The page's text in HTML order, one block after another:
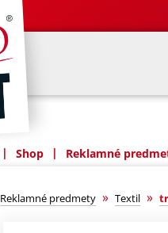
| Shop | Reklamné
Reklamné predmety » Textil »